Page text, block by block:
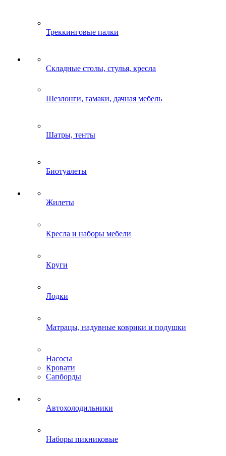
Треккинговые палки
Складные столы, стулья, кресла
Шезлонги, гамаки, дачная мебель
Шатры, тенты
Биотуалеты
Жилеты
Кресла и наборы мебели
Круги
Лодки
Матрацы, надувные коврики и подушки
Насосы
Кровати
Сапборды
Автохолодильники
Наборы пикниковые